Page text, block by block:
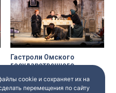
the default values Done
Гастроли Омского
государственного
драмы в Петербурге –
спектакль «Время
cookie и сохраняет их на
перемещения по сайту